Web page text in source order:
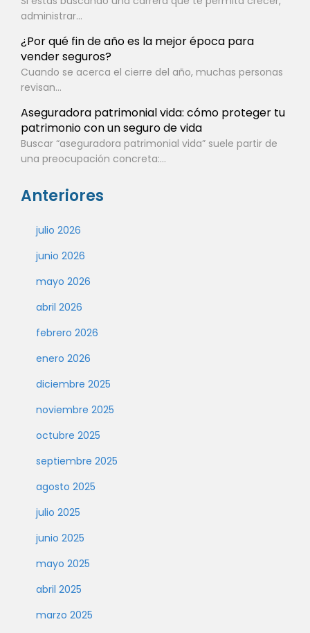
administrar...
¿Por qué fin de año es la mejor época para
vender seguros?
Cuando se acerca el cierre del año, muchas personas
revisan...
Aseguradora patrimonial vida: cómo proteger tu
patrimonio con un seguro de vida
Buscar “aseguradora patrimonial vida” suele partir de
una preocupación concreta:...
Anteriores
julio 2026
junio 2026
mayo 2026
abril 2026
febrero 2026
enero 2026
diciembre 2025
noviembre 2025
octubre 2025
septiembre 2025
agosto 2025
julio 2025
junio 2025
mayo 2025
abril 2025
marzo 2025